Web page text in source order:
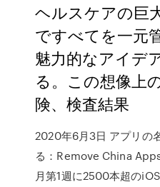
ヘルスケアの巨
ですべてを一元
魅力的なアイデ
る。この想像上
険、検査結果
2020年6月3日 アプリの
る：Remove China
月第1週に2500本超の